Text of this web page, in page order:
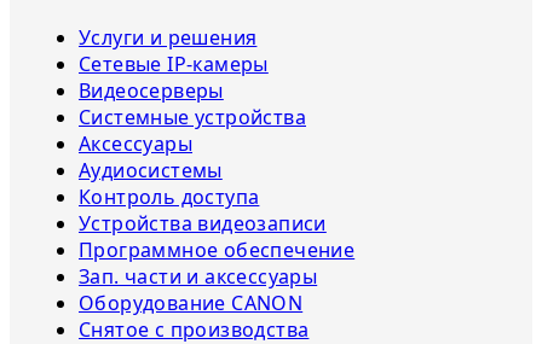
Услуги и решения
Сетевые IP-камеры
Видеосерверы
Системные устройства
Аксессуары
Аудиосистемы
Контроль доступа
Устройства видеозаписи
Программное обеспечение
Зап. части и аксессуары
Оборудование CANON
Снятое с прoизвoдства